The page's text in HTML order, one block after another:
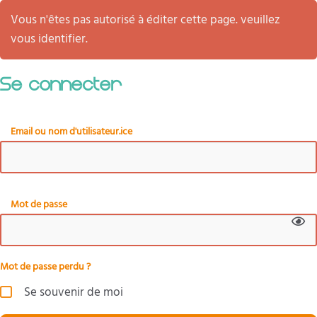
Vous n'êtes pas autorisé à éditer cette page. veuillez
vous identifier.
Se connecter
Email ou nom d'utilisateur.ice
Mot de passe
Mot de passe perdu ?
Se souvenir de moi